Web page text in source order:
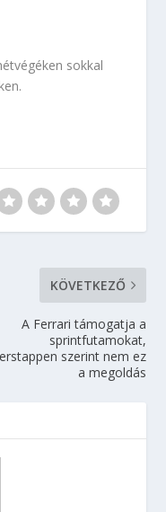
sokkal
KÖVETKEZŐ
A Ferrari támogatja a
sprintfutamokat,
szerint nem ez
a megoldás